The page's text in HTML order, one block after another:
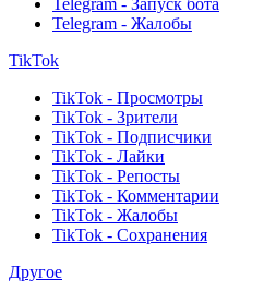
Telegram - Запуск бота
Telegram - Жалобы
TikTok
TikTok - Просмотры
TikTok - Зрители
TikTok - Подписчики
TikTok - Лайки
TikTok - Репосты
TikTok - Комментарии
TikTok - Жалобы
TikTok - Сохранения
Другое